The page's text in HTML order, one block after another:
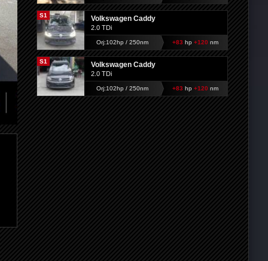
S1 Volkswagen Caddy
2.0 TDi
Orj:102hp / 250nm +83 hp +120 nm
S1 Volkswagen Caddy
2.0 TDi
Orj:102hp / 250nm +83 hp +120 nm